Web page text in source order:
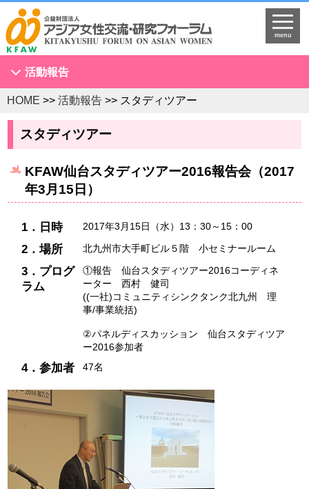
menu
活動報告
アジア女性会議
NGOセミナー
KFAWアジア研究者ネットワーク開催セミナー
国際理解促進事業
プログラム開発
国際交流
ジェンダー
持続可能な開発
平和構築
その他
HOME >> 活動報告 >> スタディツアー
スタディツアー
KFAW仙台スタディツアー2016報告会（2017
年3月15日）
1．日時 2017年3月15日（水）13：30～15：00
2．場所 北九州市大手町ビル５階 小セミナールーム
3．プログ
ラム
①報告 仙台スタディツアー2016コーディネ
ーター 西村 健司
((一社)コミュニティシンクタンク北九州 理
事/事業統括)
②パネルディスカッション 仙台スタディツア
ー2016参加者
4．参加者 47名